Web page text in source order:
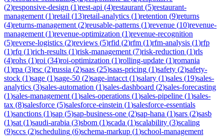
(2)responsive-design (1)rest-api (4)restaurant (5)restaurant-
management (1)retail (13)retail-analytics (1)retention (9)returns
(4)returns-management (2)reusable-patterns (1)revenue (10)revenue-
management (1)revenue-optimization (1)revenue-recognition
(5)reverse-logistics (2)reviews (5)rfid (2)rfm (1)rfm-analysis (1)rfp
(1)rfq (1)rich-results (1)risk-management (7)risk-reduction (1)rls
(4)rohs (1)roi (34)roi-optimization (1)rolling-update (1)romania
(1)rpa (3)rsc (2)russia (2)saas (25)saas-pricing (1)safety (2)safety-
stock (1)sage (1)sage-50 (2)sage-intacct (1)salary (1)sales (19)sales-
analytics (3)sales-automation (1)sales-dashboard (2)sales-forecasting
(1)sales-management (1)sales-operations (1)sales-pipeline (1)sales-
tax (8)salesforce (5)salesforce-einstein (1)salesforce-essentials
(1)sanctions (1)sap (5)sap-business-one (2)sap-hana (1)sars (2)sasb
(1)sat (1)saudi-arabia (3)sbom (1)scada (1)scalability (3)scaling
(9)sccs (2)scheduling (6)schema-markup (1)school-management